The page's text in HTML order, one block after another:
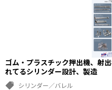
ゴム・プラスチック押出機、射
れてるシリンダー設計、製造
シリンダー／バレル